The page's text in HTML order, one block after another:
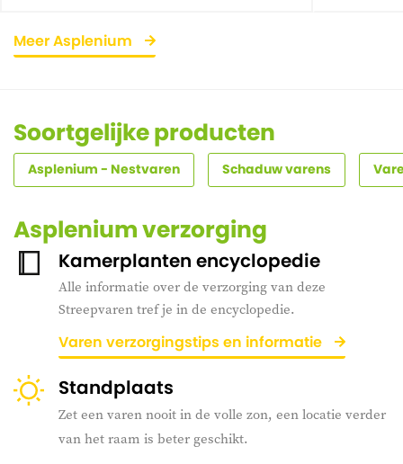
Meer Asplenium
Soortgelijke producten
Asplenium - Nestvaren Schaduw varens
Asplenium verzorging
Kamerplanten encyclopedie
Alle informatie over de verzorging van deze
Streepvaren tref je in de encyclopedie.
Varen verzorgingstips en informatie
Standplaats
Zet een varen nooit in de volle zon, een locatie verder
van het raam is beter geschikt.